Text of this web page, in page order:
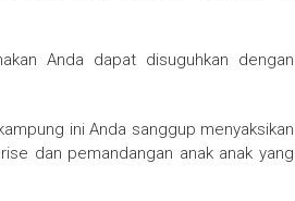
Anda dapat disuguhkan dengan
ini Anda sanggup menyaksikan
dan pemandangan anak anak yang